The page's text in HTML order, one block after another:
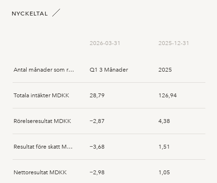
NYCKELTAL
2026-03-31 2025-12-31
Antal månader som rapporten avser Q1 3 Månader 2025
Totala intäkter MDKK 28,79 126,94
Rörelseresultat MDKK −2,87 4,38
Resultat före skatt MDKK −3,68 1,51
Nettoresultat MDKK −2,98 1,05